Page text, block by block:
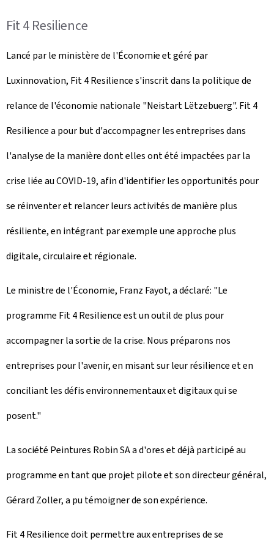
Fit 4 Resilience
Lancé par le ministère de l'Économie et géré par
Luxinnovation, Fit 4 Resilience s'inscrit dans la politique de
relance de l'économie nationale "Neistart Lëtzebuerg". Fit 4
Resilience a pour but d'accompagner les entreprises dans
l'analyse de la manière dont elles ont été impactées par la
crise liée au COVID-19, afin d'identifier les opportunités pour
se réinventer et relancer leurs activités de manière plus
résiliente, en intégrant par exemple une approche plus
digitale, circulaire et régionale.
Le ministre de l'Économie, Franz Fayot, a déclaré: "Le
programme Fit 4 Resilience est un outil de plus pour
accompagner la sortie de la crise. Nous préparons nos
entreprises pour l'avenir, en misant sur leur résilience et en
conciliant les défis environnementaux et digitaux qui se
posent."
La société Peintures Robin SA a d'ores et déjà participé au
programme en tant que projet pilote et son directeur général,
Gérard Zoller, a pu témoigner de son expérience.
Fit 4 Resilience doit permettre aux entreprises de se